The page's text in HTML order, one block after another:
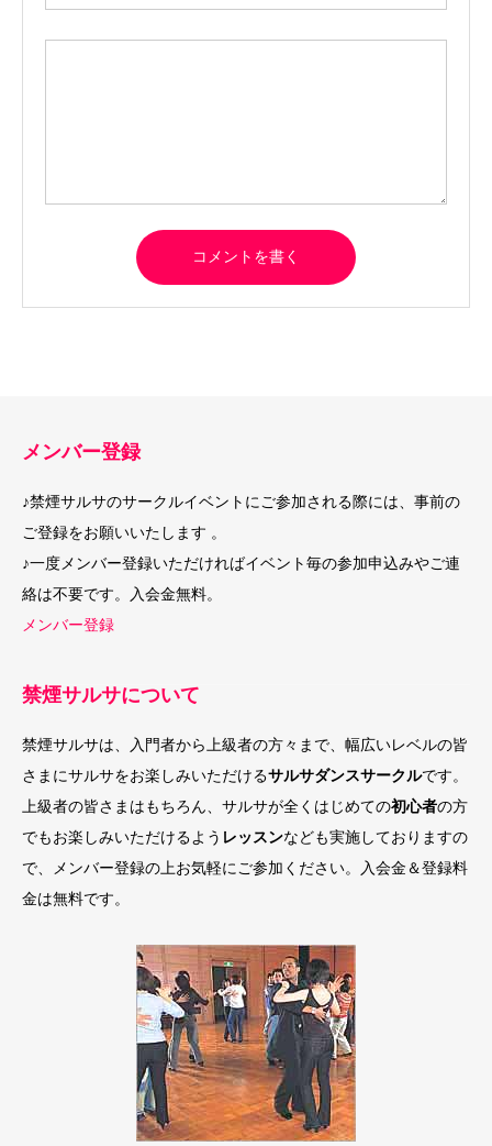
メンバー登録
♪禁煙サルサのサークルイベントにご参加される際には、事前の
ご登録をお願いいたします 。
♪一度メンバー登録いただければイベント毎の参加申込みやご連
絡は不要です。入会金無料。
メンバー登録
禁煙サルサについて
禁煙サルサは、入門者から上級者の方々まで、幅広いレベルの皆
さまにサルサをお楽しみいただけるサルサダンスサークルです。
上級者の皆さまはもちろん、サルサが全くはじめての初心者の方
でもお楽しみいただけるよう レッスンなども実施しておりますの
で、メンバー登録の上お気軽にご参加ください。入会金＆登録料
金は無料です。